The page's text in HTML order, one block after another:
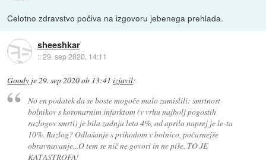
Celotno zdravstvo počiva na izgovoru jebenega prehlada.
sheeshkar
::29. sep 2020, 14:11
Goody je29. sep 2020 ob 13:41 izjavil:
No en podatek da se boste mogoče malo zamislili: smrtnost
bolnikov s koronarnim infarktom (v vrhu najbolj pogostih
razlogov smrti) je bila zadnja leta 4%, od aprila naprej je le-ta
10%. Razlog? Odlašanje s prihodom v bolnico, počasnejše
obravnavanje...O tem se nič ne govori in ne piše. TO JE
KATASTROFA!